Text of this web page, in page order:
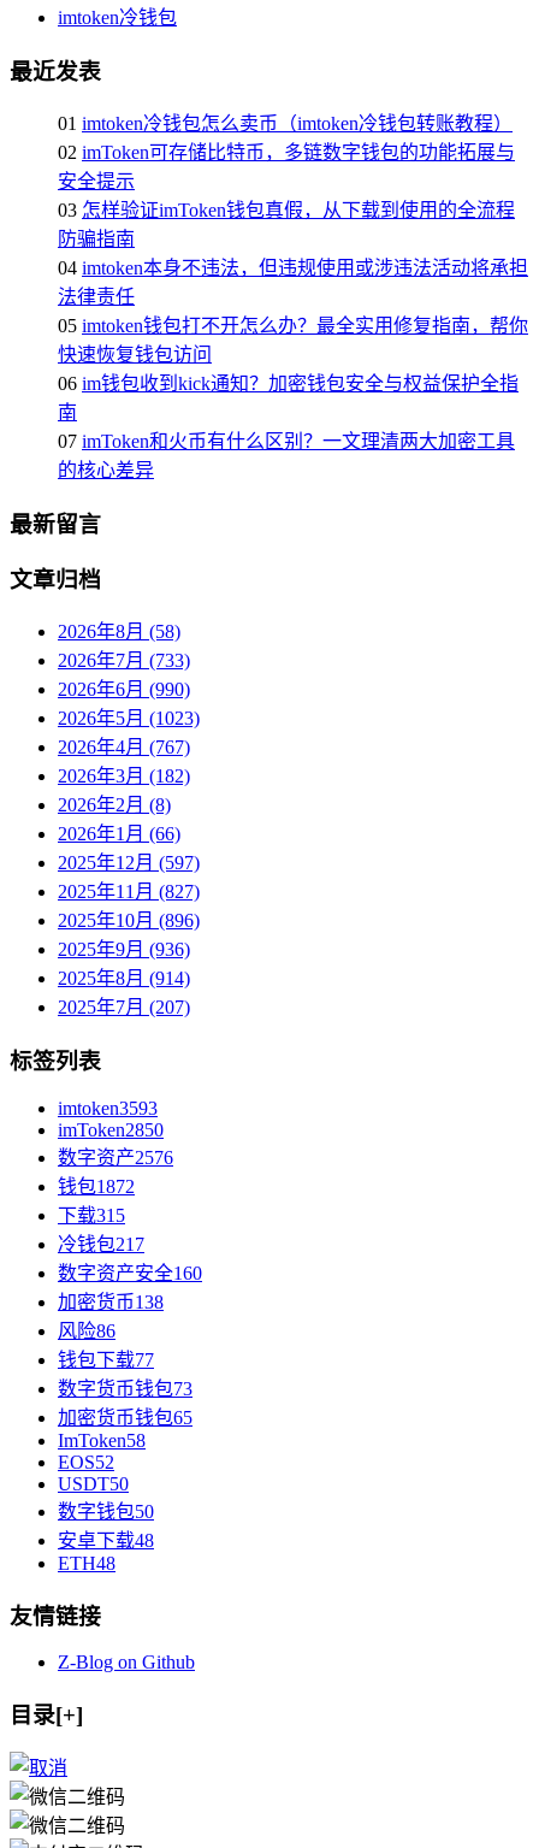
imtoken冷钱包
最近发表
01 imtoken冷钱包怎么卖币（imtoken冷钱包转账教程）
02 imToken可存储比特币，多链数字钱包的功能拓展与
安全提示
03 怎样验证imToken钱包真假，从下载到使用的全流程
防骗指南
04 imtoken本身不违法，但违规使用或涉违法活动将承担
法律责任
05 imtoken钱包打不开怎么办？最全实用修复指南，帮你
快速恢复钱包访问
06 im钱包收到kick通知？加密钱包安全与权益保护全指
南
07 imToken和火币有什么区别？一文理清两大加密工具
的核心差异
最新留言
文章归档
2026年8月 (58)
2026年7月 (733)
2026年6月 (990)
2026年5月 (1023)
2026年4月 (767)
2026年3月 (182)
2026年2月 (8)
2026年1月 (66)
2025年12月 (597)
2025年11月 (827)
2025年10月 (896)
2025年9月 (936)
2025年8月 (914)
2025年7月 (207)
标签列表
imtoken3593
imToken2850
数字资产2576
钱包1872
下载315
冷钱包217
数字资产安全160
加密货币138
风险86
钱包下载77
数字货币钱包73
加密货币钱包65
ImToken58
EOS52
USDT50
数字钱包50
安卓下载48
ETH48
友情链接
Z-Blog on Github
目录[+]